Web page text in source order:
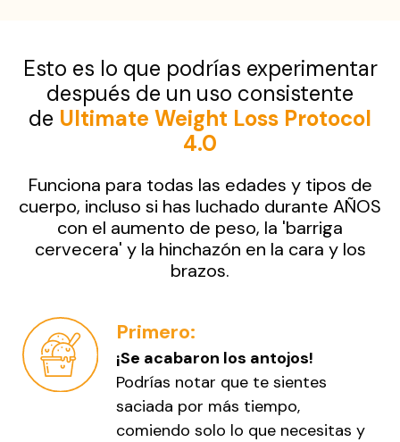
Esto es lo que podrías experimentar
después de un uso consistente
de Ultimate Weight Loss Protocol
4.0
Funciona para todas las edades y tipos de
cuerpo, incluso si has luchado durante AÑOS
con el aumento de peso, la 'barriga
cervecera' y la hinchazón en la cara y los
brazos.
Primero:
¡Se acabaron los antojos!
Podrías notar que te sientes
saciada por más tiempo,
comiendo solo lo que necesitas y